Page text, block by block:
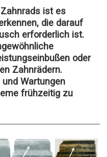
ist es
die darauf
erforderlich ist.
oder
Zahnrädern.
Wartungen
frühzeitig zu